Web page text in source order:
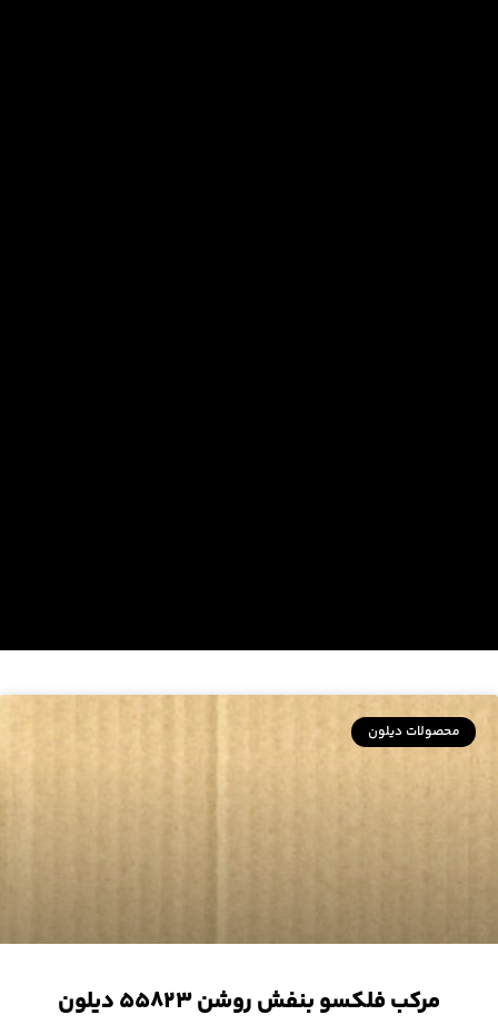
محصولات دیلون
مرکب فلکسو بنفش روشن ۵۵۸۲۳ دیلون